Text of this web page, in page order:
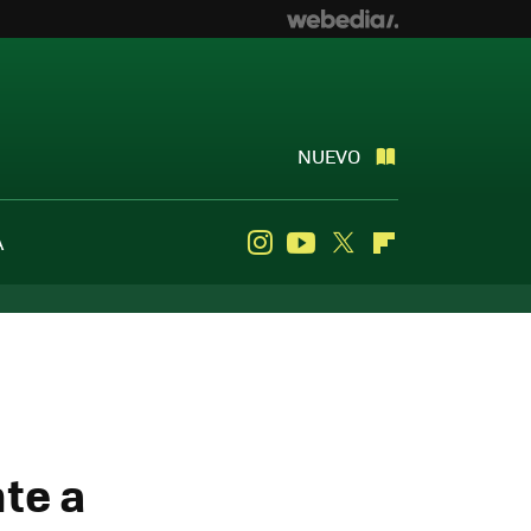
NUEVO
InstagramYoutube
Twitter
a